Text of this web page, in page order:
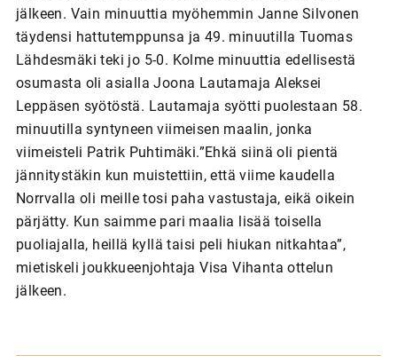
jälkeen. Vain minuuttia myöhemmin Janne Silvonen
täydensi hattutemppunsa ja 49. minuutilla Tuomas
Lähdesmäki teki jo 5-0. Kolme minuuttia edellisestä
osumasta oli asialla Joona Lautamaja Aleksei
Leppäsen syötöstä. Lautamaja syötti puolestaan 58.
minuutilla syntyneen viimeisen maalin, jonka
viimeisteli Patrik Puhtimäki.”Ehkä siinä oli pientä
jännitystäkin kun muistettiin, että viime kaudella
Norrvalla oli meille tosi paha vastustaja, eikä oikein
pärjätty. Kun saimme pari maalia lisää toisella
puoliajalla, heillä kyllä taisi peli hiukan nitkahtaa”,
mietiskeli joukkueenjohtaja Visa Vihanta ottelun
jälkeen.